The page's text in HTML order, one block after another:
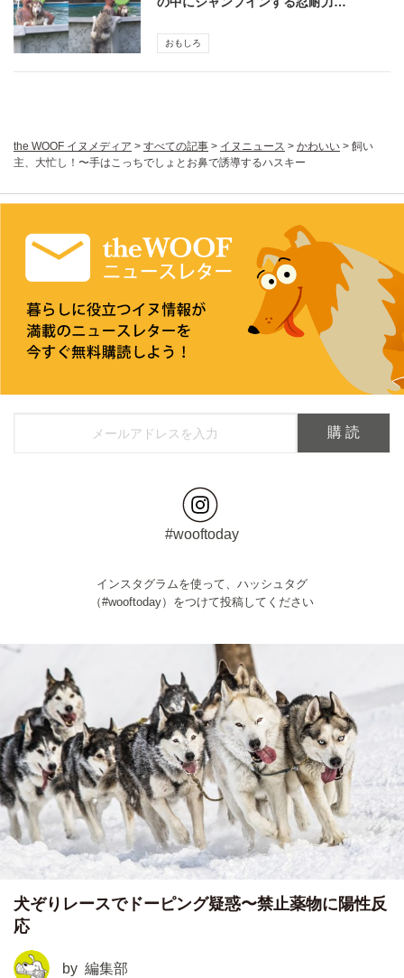
おもしろ
the WOOF イヌメディア > すべての記事 > イヌニュース > かわいい > 飼い
主、大忙し！〜手はこっちでしょとお鼻で誘導するハスキー
#wooftoday
インスタグラムを使って、ハッシュタグ
（#wooftoday）をつけて投稿してください
犬ぞりレースでドーピング疑惑〜禁止薬物に陽性反
応
by 編集部